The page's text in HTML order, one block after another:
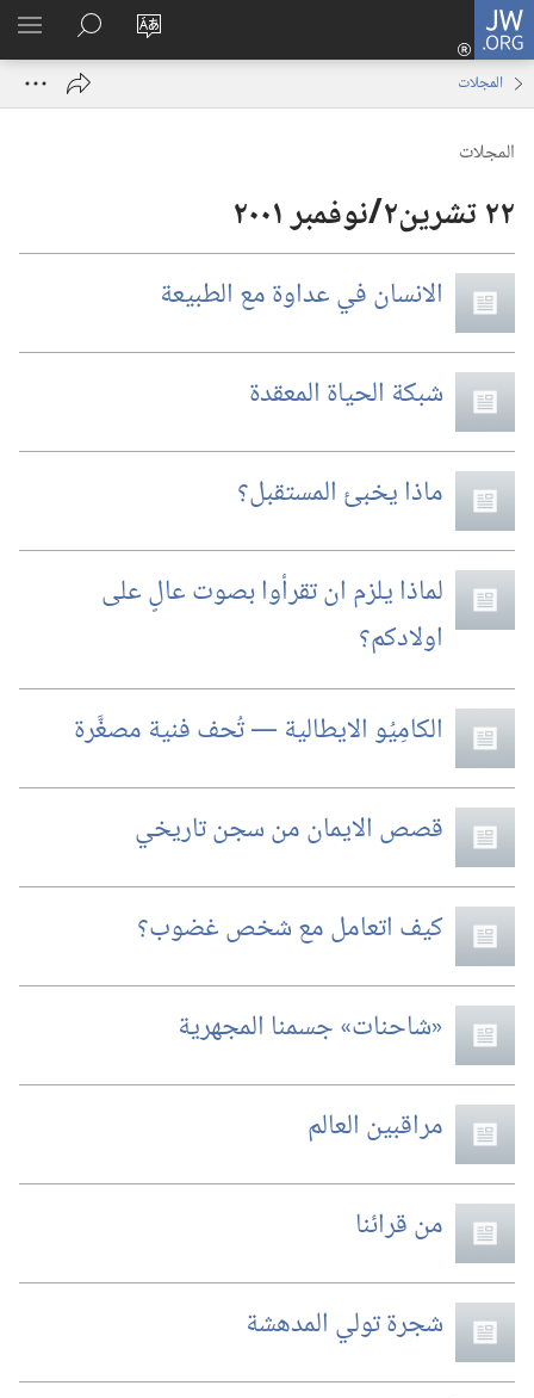
JW.ORG
تغيير
الموقع
تسجيل
الدخول
نافذة
البحث
في
JW.‎ORG
المجلات
المجلات
الانسان في عداوة مع الطبيعة
شبكة الحياة المعقدة
ماذا يخبئ المستقبل؟‏
لماذا يلزم ان تقرأوا بصوت عالٍ على
اولادكم؟‏
الكامِيُو الايطالية —‏ تُحف فنية مصغَّرة
قصص الايمان من سجن تاريخي
كيف اتعامل مع شخص غضوب؟‏
‏«شاحنات» جسمنا المجهرية
مراقبين العالم
من قرائنا
شجرة تولي المدهشة